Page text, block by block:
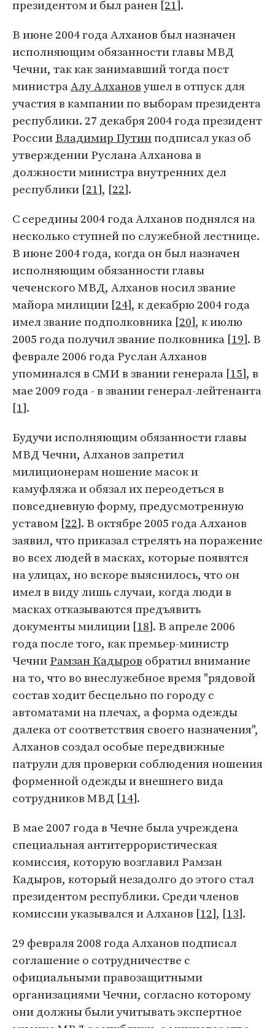
президентом и был ранен [21].
В июне 2004 года Алханов был назначен
исполняющим обязанности главы МВД
Чечни, так как занимавший тогда пост
министраАлу Алхановушел в отпуск для
участия в кампании по выборам президента
республики. 27 декабря 2004 года президент
РоссииВладимир Путинподписал указ об
утверждении Руслана Алханова в
должности министра внутренних дел
республики [21], [22].
С середины 2004 года Алханов поднялся на
несколько ступней по служебной лестнице.
В июне 2004 года, когда он был назначен
исполняющим обязанности главы
чеченского МВД, Алханов носил звание
майора милиции [24], к декабрю 2004 года
имел звание подполковника [20], к июлю
2005 года получил звание полковника [19]. В
феврале 2006 года Руслан Алханов
упоминался в СМИ в звании генерала [15], в
мае 2009 года - в звании генерал-лейтенанта
[1].
Будучи исполняющим обязанности главы
МВД Чечни, Алханов запретил
милиционерам ношение масок и
камуфляжа и обязал их переодеться в
повседневную форму, предусмотренную
уставом [22]. В октябре 2005 года Алханов
заявил, что приказал стрелять на поражение
во всех людей в масках, которые появятся
на улицах, но вскоре выяснилось, что он
имел в виду лишь случаи, когда люди в
масках отказываются предъявить
документы милиции [18]. В апреле 2006
года после того, как премьер-министр
ЧечниРамзан Кадыров обратил внимание
на то, что во внеслужебное время "рядовой
состав ходит бесцельно по городу с
автоматами на плечах, а форма одежды
далека от соответствия своего назначения",
Алханов создал особые передвижные
патрули для проверки соблюдения ношения
форменной одежды и внешнего вида
сотрудников МВД [14].
В мае 2007 года в Чечне была учреждена
специальная антитеррористическая
комиссия, которую возглавил Рамзан
Кадыров, который незадолго до этого стал
президентом республики. Среди членов
комиссии указывался и Алханов [12], [13].
29 февраля 2008 года Алханов подписал
соглашение о сотрудничестве с
официальными правозащитными
организациями Чечни, согласно которому
они должны были учитывать экспертное